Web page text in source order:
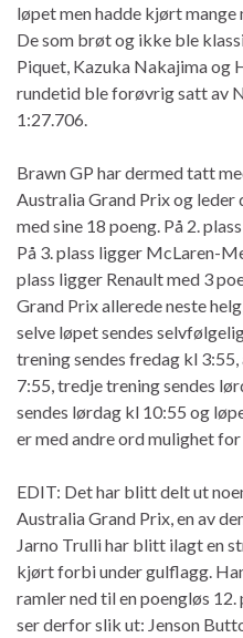
løpet men hadde kjørt
De som brøt og ikke ble
Piquet, Kazuka Nakajima og
rundetid ble forøvrig satt av
1:27.706.
Brawn GP har dermed tatt
Australia Grand Prix og
med sine 18 poeng. På 2.
På 3. plass ligger McLaren-
plass ligger Renault med 3
Grand Prix allerede neste
selve løpet sendes
trening sendes fredag kl
7:55, tredje trening sendes
sendes lørdag kl 10:55 og
er med andre ord mulighet
EDIT: Det har blitt delt ut
Australia Grand Prix, en av
Jarno Trulli har blitt ilagt en
kjørt forbi under gulflagg.
ramler ned til en poengløs
ser derfor slik ut: Jenson